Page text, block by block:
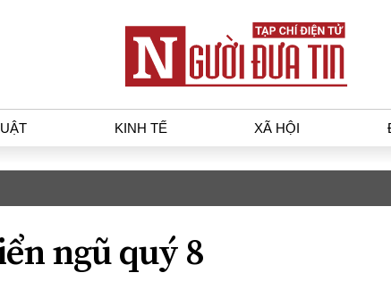
KINH TẾ XÃ HỘI
luật gia
Tài chính - Ngân hàng
ngũ quý 8